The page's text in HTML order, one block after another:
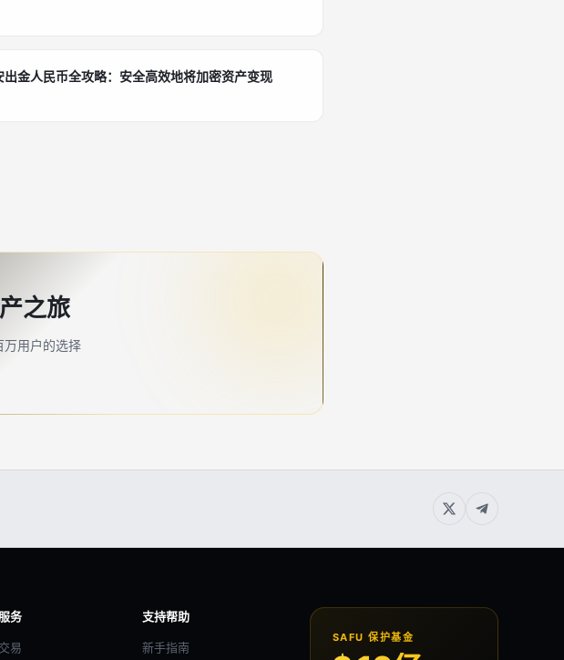
出金人民币全攻略：安全高效地将加密资产变现
之旅
万用户的选择
务
易
支持帮助
新手指南
SAFU 保护基金